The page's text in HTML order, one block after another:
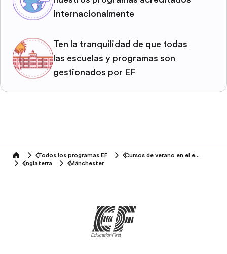
internacionalmente
Ten la tranquilidad de que todas
las escuelas y programas son
gestionados por EF
home Todos los programas EF
Cursos de verano en el extranjero
Inglaterra
Mánchester